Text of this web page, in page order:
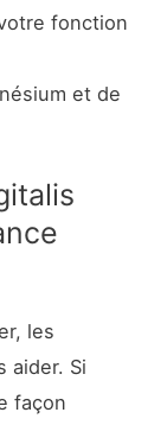
fonction
et de
les
aider. Si
façon